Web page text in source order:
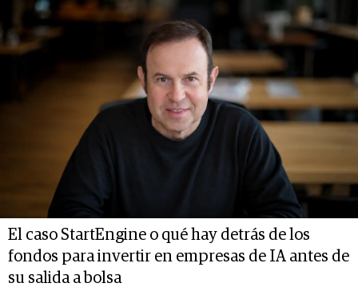
El caso StartEngine o qué hay detrás de los
fondos para invertir en empresas de IA antes de
su salida a bolsa